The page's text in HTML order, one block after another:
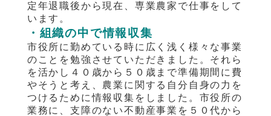
定年退職後から現在、専業農家で仕事をして
います。
・組織の中で情報収集
市役所に勤めている時に広く浅く様々な事業
のことを勉強させていただきました。それら
を活かし４０歳から５０歳まで準備期間に費
やそうと考え、農業に関する自分自身の力を
つけるために情報収集をしました。市役所の
業務に、支障のない不動産事業を５０代から